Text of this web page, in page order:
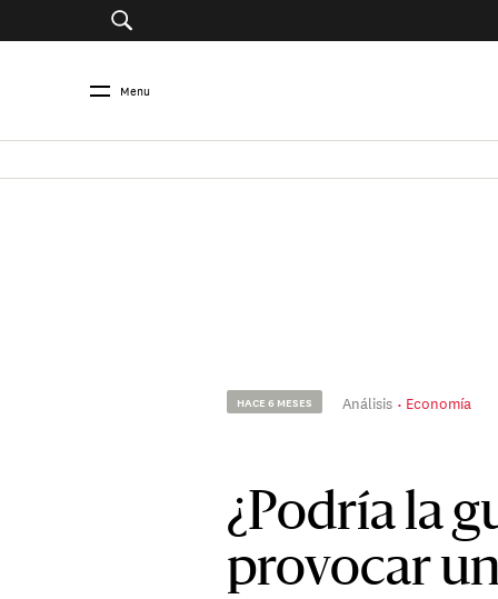
Menu
HACE 6 MESES Análisis Economía
¿Podría la
provocar